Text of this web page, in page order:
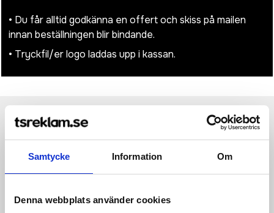
Samtycke Information Om
Denna webbplats använder cookies
• Du får alltid godkänna en offert och skiss på mailen
innan beställningen blir bindande.
• Tryckfil/er logo laddas upp i kassan.
Produktinformation Recensioner (954st)
Anteckningsboken Novella Austen A5 med mjukt omslag är
både tålig och stilren. Det mjuka omslaget har en högkvalitativ
exceptionellt skarpa – perfekt för djärv varumärkesprofilering